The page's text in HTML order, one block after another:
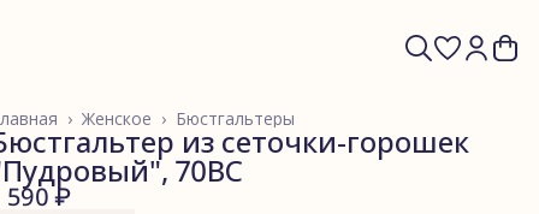
Бюстгальтеры
Женское ›
›
из сеточки-горошек
70BC
590 ₽